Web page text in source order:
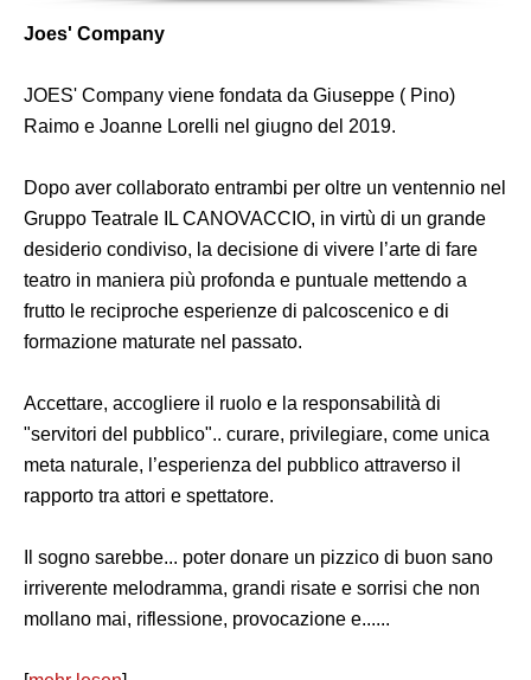
Joes' Company
JOES' Company viene fondata da Giuseppe ( Pino)
Raimo e Joanne Lorelli nel giugno del 2019.
Dopo aver collaborato entrambi per oltre un ventennio nel
Gruppo Teatrale IL CANOVACCIO, in virtù di un grande
desiderio condiviso, la decisione di vivere l’arte di fare
teatro in maniera più profonda e puntuale mettendo a
frutto le reciproche esperienze di palcoscenico e di
formazione maturate nel passato.
Accettare, accogliere il ruolo e la responsabilità di
"servitori del pubblico".. curare, privilegiare, come unica
meta naturale, l’esperienza del pubblico attraverso il
rapporto tra attori e spettatore.
Il sogno sarebbe... poter donare un pizzico di buon sano
irriverente melodramma, grandi risate e sorrisi che non
mollano mai, riflessione, provocazione e......